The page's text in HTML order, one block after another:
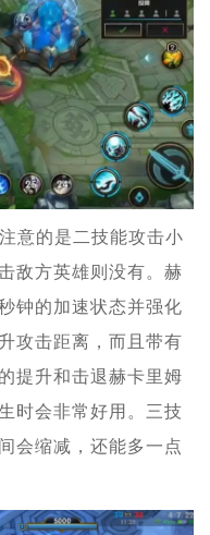
意的是二技能攻击小
敌方英雄则没有。赫
钟的加速状态并强化
攻击距离，而且带有
提升和击退赫卡里姆
时会非常好用。三技
会缩减，还能多一点